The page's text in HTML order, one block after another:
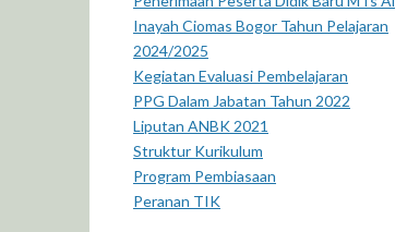
Inayah Ciomas Bogor Tahun Pelajaran
2024/2025
Kegiatan Evaluasi Pembelajaran
PPG Dalam Jabatan Tahun 2022
Liputan ANBK 2021
Struktur Kurikulum
Program Pembiasaan
Peranan TIK